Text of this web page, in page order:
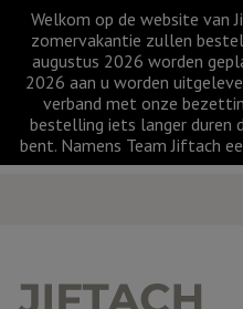
Welkom op de website van
zomervakantie zullen
augustus 2026 worden
2026 aan u worden
verband met onze
bestelling iets langer duren
bent. Namens Team Jiftach